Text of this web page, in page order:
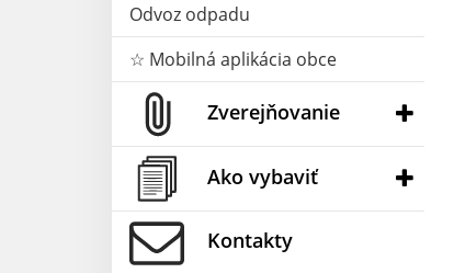
Odvoz odpadu
☆ Mobilná aplikácia obce
Zverejňovanie
Ako vybaviť
Kontakty